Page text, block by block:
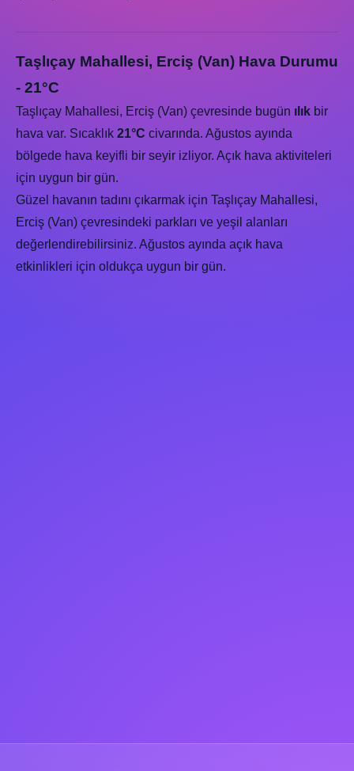
Taşlıçay Mahallesi, Erciş (Van) Hava Durumu
- 21°C
Taşlıçay Mahallesi, Erciş (Van) çevresinde bugün ılık bir
hava var. Sıcaklık 21°C civarında. Ağustos ayında
bölgede hava keyifli bir seyir izliyor. Açık hava aktiviteleri
için uygun bir gün.
Güzel havanın tadını çıkarmak için Taşlıçay Mahallesi,
Erciş (Van) çevresindeki parkları ve yeşil alanları
değerlendirebilirsiniz. Ağustos ayında açık hava
etkinlikleri için oldukça uygun bir gün.